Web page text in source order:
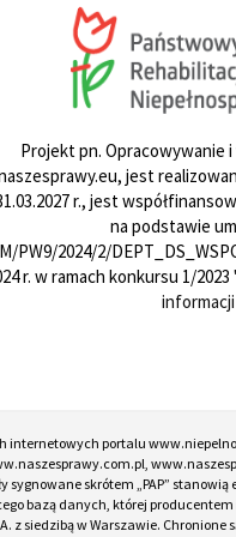
Projekt pn. Opracowywanie
jest
r., jest
na podstawie
PW9/2024/2/
r. w ramach konkursu 1/
informacji
internetowych portalu
sygnowane skrótem „PAP” stanowią
bazą danych, której
z siedzibą w Warszawie. Chronione